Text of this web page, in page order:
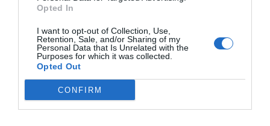
Opted In
I want to opt-out of Collection, Use,
Retention, Sale, and/or Sharing of my
Personal Data that Is Unrelated with the
Purposes for which it was collected.
Opted Out
CONFIRM
Activité
Alimentation
Aménagement
Anxiété
Art-thérapie
Astuces pour dormir
Bien-être
Bureau